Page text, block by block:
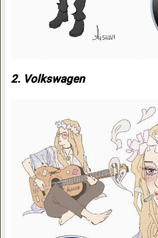
2. Volkswagen